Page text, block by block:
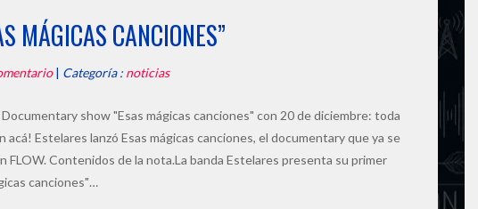
MÁGICAS CANCIONES”
| Categoría : noticias
show "Esas mágicas canciones" con 20 de diciembre: toda
Estelares lanzó Esas mágicas canciones, el documentary que ya se
Contenidos de la nota.La banda Estelares presenta su primer
canciones"…